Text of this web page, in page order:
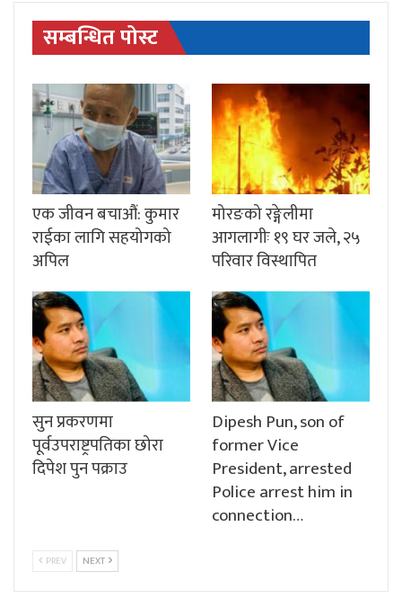
सम्बन्धित पोस्ट
एक जीवन बचाऔं: कुमार
राईका लागि सहयोगको
अपिल
मोरङको रङ्गेलीमा
आगलागीः १९ घर जले, २५
परिवार विस्थापित
सुन प्रकरणमा
पूर्वउपराष्ट्रपतिका छोरा
दिपेश पुन पक्राउ
Dipesh Pun, son of
former Vice
President, arrested
Police arrest him in
connection…
PREV NEXT